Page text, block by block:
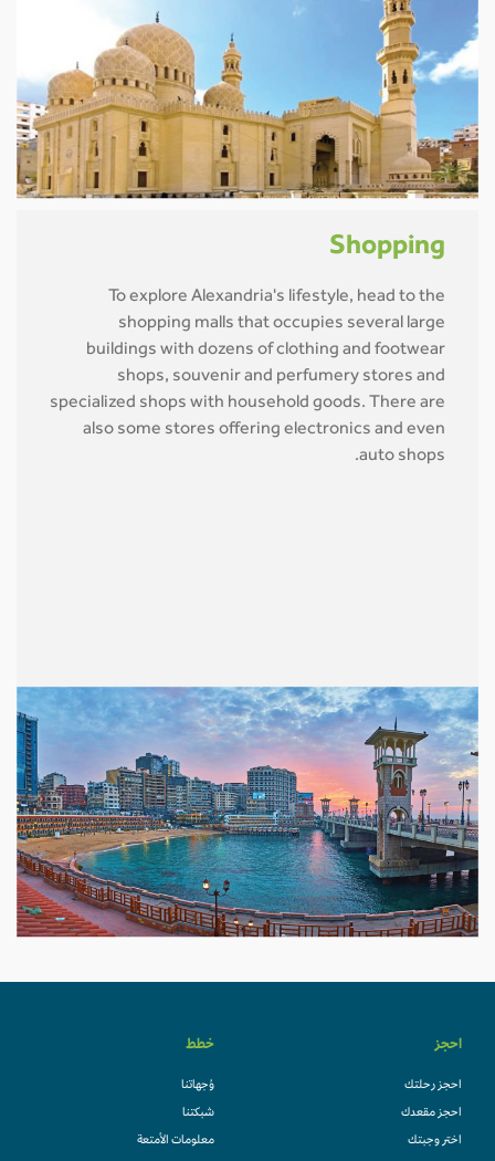
Shopping
To explore Alexandria's lifestyle, head to the
shopping malls that occupies several large
buildings with dozens of clothing and footwear
shops, souvenir and perfumery stores and
specialized shops with household goods. There are
also some stores offering electronics and even
auto shops.
احجز
احجز رحلتك
احجز مقعدك
اختر وجبتك
خطط
وُجهاتنا
شبكتنا
معلومات الأمتعة